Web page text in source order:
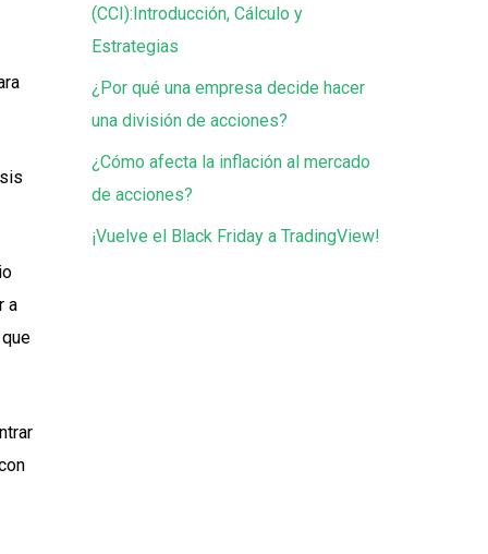
a
(CCI):Introducción, Cálculo y
Estrategias
¿Por qué una empresa decide hacer
una división de acciones?
¿Cómo afecta la inflación al mercado
de acciones?
¡Vuelve el Black Friday a TradingView!